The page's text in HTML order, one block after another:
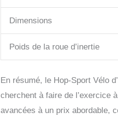
Dimensions
Poids de la roue d’inertie
En résumé, le Hop-Sport Vélo
cherchent à faire de l’exercice
avancées à un prix abordable,